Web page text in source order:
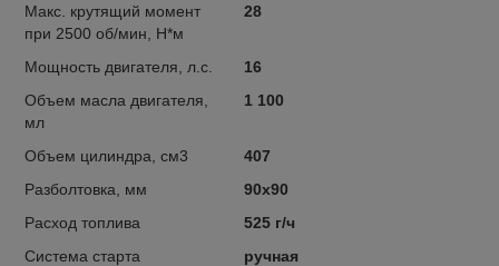
Макс. крутящий момент
при 2500 об/мин, Н*м
28
Мощность двигателя, л.с.
16
Объем масла двигателя,
мл
1 100
Объем цилиндра, см3
407
Разболтовка, мм
90х90
Расход топлива
525 г/ч
Система старта
ручная